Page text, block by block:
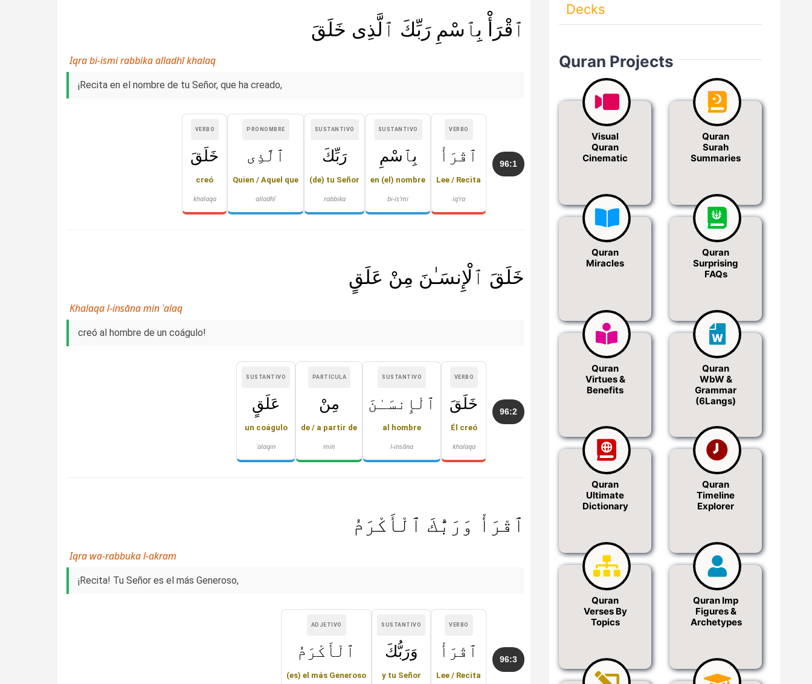
ٱقْرَأْ بِٱسْمِ رَبِّكَ ٱلَّذِى خَلَقَ
Iqra bi-ismi rabbika alladhī khalaq
¡Recita en el nombre de tu Señor, que ha creado,
96:1
VERBO
ٱقْرَأْ
Lee / Recita
iq'ra
SUSTANTIVO
بِٱسْمِ
en (el) nombre
bi-is'mi
SUSTANTIVO
رَبِّكَ
(de) tu Señor
rabbika
PRONOMBRE
ٱلَّذِى
Quien / Aquel que
alladhī
VERBO
خَلَقَ
creó
khalaqa
خَلَقَ ٱلْإِنسَـٰنَ مِنْ عَلَقٍ
Khalaqa l-insāna min ʿalaq
creó al hombre de un coágulo!
96:2
VERBO
خَلَقَ
Él creó
khalaqa
SUSTANTIVO
ٱلْإِنسَـٰنَ
al hombre
l-insāna
PARTÍCULA
مِنْ
de / a partir de
min
SUSTANTIVO
عَلَقٍ
un coágulo
ʿalaqin
ٱقْرَأْ وَرَبُّكَ ٱلْأَكْرَمُ
Iqra wa-rabbuka l-akram
¡Recita! Tu Señor es el más Generoso,
96:3
VERBO
ٱقْرَأْ
Lee / Recita
SUSTANTIVO
وَرَبُّكَ
y tu Señor
ADJETIVO
ٱلْأَكْرَمُ
(es) el más Generoso
Decks
Quran Projects
Visual
Quran
Cinematic
Quran
Surah
Summaries
Quran
Miracles
Quran
Surprising
FAQs
Quran
Virtues &
Benefits
Quran
WbW &
Grammar
(6Langs)
Quran
Ultimate
Dictionary
Quran
Timeline
Explorer
Quran
Verses By
Topics
Quran Imp
Figures &
Archetypes